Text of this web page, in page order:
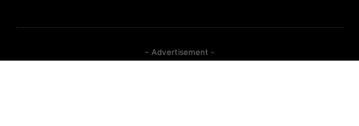
- Advertisement -